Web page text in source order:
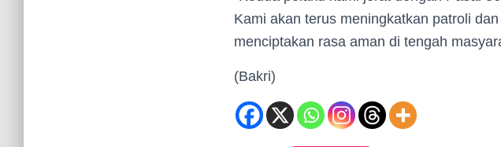
Kami akan terus meningkatkan patroli
menciptakan rasa aman di tengah
(Bakri)